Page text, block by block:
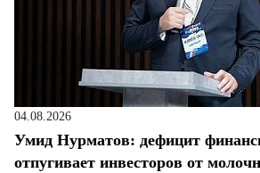
04.08.2026
Умид Нурматов: дефицит
отпугивает инвесторов от